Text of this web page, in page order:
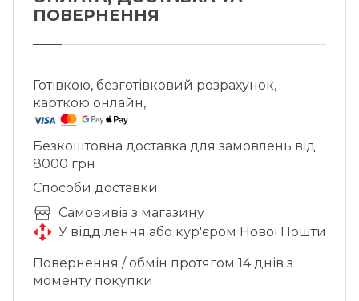
ПОВЕРНЕННЯ
Готівкою, безготівковий розрахунок,
карткою онлайн,
Безкоштовна доставка для замовлень від
8000 грн
Способи доставки:
Cамовивіз з магазину
У відділення або кур'єром Нової Пошти
Повернення / обмін протягом 14 днів з
моменту покупки